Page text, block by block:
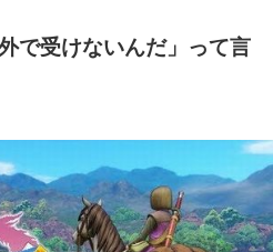
で受けないんだ」って言